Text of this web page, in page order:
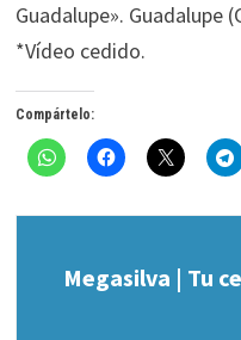
Guadalupe». Guadalupe
*Vídeo cedido.
Compártelo:
Megasilva | Tu